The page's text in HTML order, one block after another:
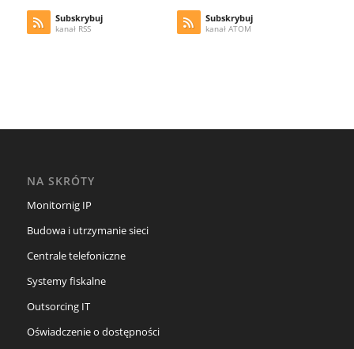
Subskrybuj
kanał RSS
Subskrybuj
kanał ATOM
NA SKRÓTY
Monitornig IP
Budowa i utrzymanie sieci
Centrale telefoniczne
Systemy fiskalne
Outsorcing IT
Oświadczenie o dostępności